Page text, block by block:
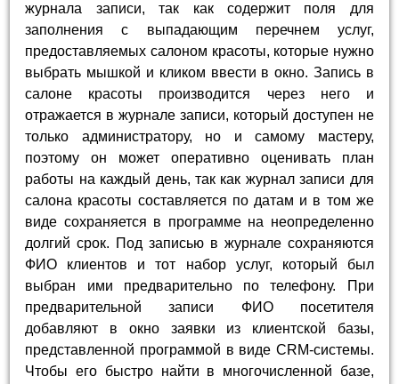
журнала записи, так как содержит поля для
заполнения с выпадающим перечнем услуг,
предоставляемых салоном красоты, которые нужно
выбрать мышкой и кликом ввести в окно. Запись в
салоне красоты производится через него и
отражается в журнале записи, который доступен не
только администратору, но и самому мастеру,
поэтому он может оперативно оценивать план
работы на каждый день, так как журнал записи для
салона красоты составляется по датам и в том же
виде сохраняется в программе на неопределенно
долгий срок. Под записью в журнале сохраняются
ФИО клиентов и тот набор услуг, который был
выбран ими предварительно по телефону. При
предварительной записи ФИО посетителя
добавляют в окно заявки из клиентской базы,
представленной программой в виде CRM-системы.
Чтобы его быстро найти в многочисленной базе,